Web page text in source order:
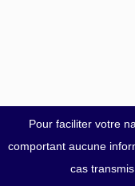
Pour faciliter votre
comportant aucune
cas